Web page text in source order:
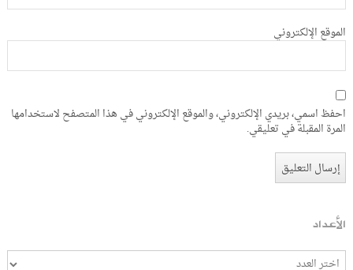
الموقع الإلكتروني
احفظ اسمي، بريدي الإلكتروني، والموقع الإلكتروني في هذا المتصفح لاستخدامها
المرة المقبلة في تعليقي.
الأعداد